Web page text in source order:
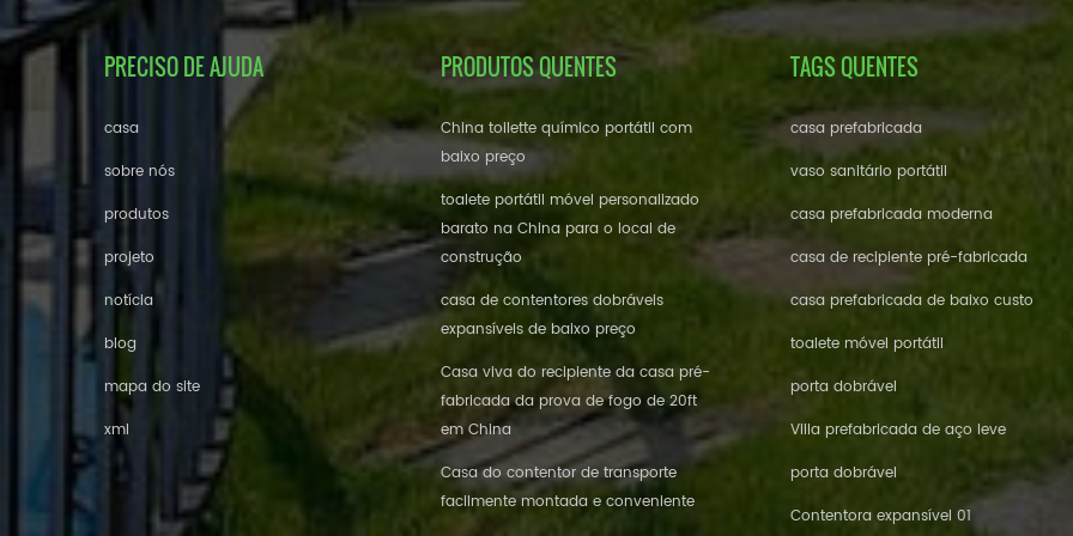
PRECISO DE AJUDA
casa
sobre nós
produtos
projeto
notícia
blog
mapa do site
xml
PRODUTOS QUENTES
China toilette químico portátil com
baixo preço
toalete portátil móvel personalizado
barato na China para o local de
construção
casa de contentores dobráveis ​​
expansíveis de baixo preço
Casa viva do recipiente da casa pré-
fabricada da prova de fogo de 20ft
em China
Casa do contentor de transporte
facilmente montada e conveniente
TAGS QUENTES
casa prefabricada
vaso sanitário portátil
casa prefabricada moderna
casa de recipiente pré-fabricada
casa prefabricada de baixo custo
toalete móvel portátil
porta dobrável
Villa prefabricada de aço leve
porta dobrável
Contentora expansível 01